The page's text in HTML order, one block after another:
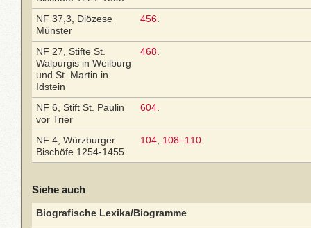
NF 37,3, Diözese
Münster
456
NF 27, Stifte St.
Walpurgis in Weilburg
und St. Martin in
Idstein
468
NF 6, Stift St. Paulin
vor Trier
604
NF 4, Würzburger
Bischöfe 1254-1455
104 108–110
Siehe auch
Biografische Lexika/Biogramme